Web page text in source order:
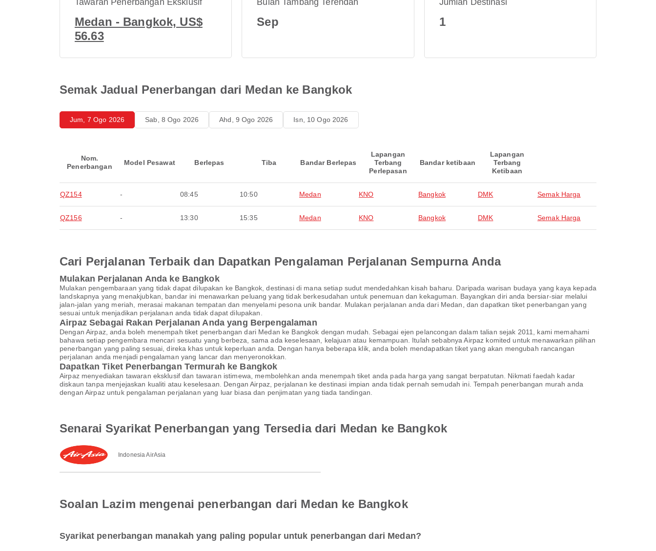
Tawaran Penerbangan Eksklusif
Medan - Bangkok, US$
56.63
Bulan Tambang Terendah
Sep
Jumlah Destinasi
1
Semak Jadual Penerbangan dari Medan ke Bangkok
Jum, 7 Ogo 2026 Sab, 8 Ogo 2026 Ahd, 9 Ogo 2026 Isn, 10 Ogo 2026
Nom.
Penerbangan
Model Pesawat Berlepas Tiba Bandar Berlepas
Lapangan
Terbang
Perlepasan
Bandar ketibaan
Lapangan
Terbang
Ketibaan
QZ154 - 08:45 10:50 Medan KNO Bangkok DMK Semak Harga
QZ156 - 13:30 15:35 Medan KNO Bangkok DMK Semak Harga
Cari Perjalanan Terbaik dan Dapatkan Pengalaman Perjalanan Sempurna Anda
Mulakan Perjalanan Anda ke Bangkok
Mulakan pengembaraan yang tidak dapat dilupakan ke Bangkok, destinasi di mana setiap sudut mendedahkan kisah baharu. Daripada warisan budaya yang kaya kepada
landskapnya yang menakjubkan, bandar ini menawarkan peluang yang tidak berkesudahan untuk penemuan dan kekaguman. Bayangkan diri anda bersiar-siar melalui
jalan-jalan yang meriah, merasai makanan tempatan dan menyelami pesona unik bandar. Mulakan perjalanan anda dari Medan, dan dapatkan tiket penerbangan yang
sesuai untuk menjadikan perjalanan anda tidak dapat dilupakan.
Airpaz Sebagai Rakan Perjalanan Anda yang Berpengalaman
Dengan Airpaz, anda boleh menempah tiket penerbangan dari Medan ke Bangkok dengan mudah. Sebagai ejen pelancongan dalam talian sejak 2011, kami memahami
bahawa setiap pengembara mencari sesuatu yang berbeza, sama ada keselesaan, kelajuan atau kemampuan. Itulah sebabnya Airpaz komited untuk menawarkan pilihan
penerbangan yang paling sesuai, direka khas untuk keperluan anda. Dengan hanya beberapa klik, anda boleh mendapatkan tiket yang akan mengubah rancangan
perjalanan anda menjadi pengalaman yang lancar dan menyeronokkan.
Dapatkan Tiket Penerbangan Termurah ke Bangkok
Airpaz menyediakan tawaran eksklusif dan tawaran istimewa, membolehkan anda menempah tiket anda pada harga yang sangat berpatutan. Nikmati faedah kadar
diskaun tanpa menjejaskan kualiti atau keselesaan. Dengan Airpaz, perjalanan ke destinasi impian anda tidak pernah semudah ini. Tempah penerbangan murah anda
dengan Airpaz untuk pengalaman perjalanan yang luar biasa dan penjimatan yang tiada tandingan.
Senarai Syarikat Penerbangan yang Tersedia dari Medan ke Bangkok
Indonesia AirAsia
Soalan Lazim mengenai penerbangan dari Medan ke Bangkok
Syarikat penerbangan manakah yang paling popular untuk penerbangan dari Medan?